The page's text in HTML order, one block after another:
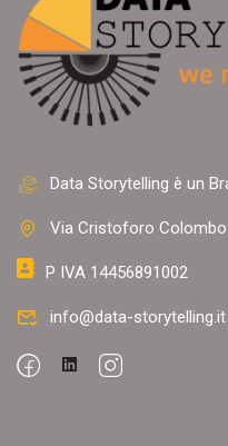
Data Storytelling è un
Via Cristoforo Colombo
P IVA 14456891002
info@data-storytelling.it